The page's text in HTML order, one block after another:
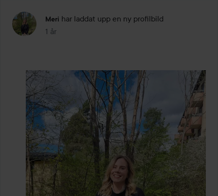
Meri har laddat upp en ny profilbild
1 år
Inlägget skapades 1 år